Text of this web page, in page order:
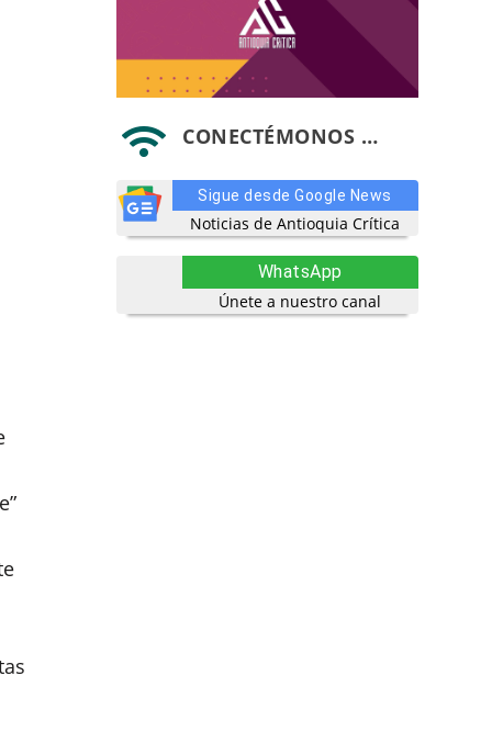
 CONECTÉMONOS …
Sigue desde Google News
Noticias de Antioquia Crítica
WhatsApp
Únete a nuestro canal